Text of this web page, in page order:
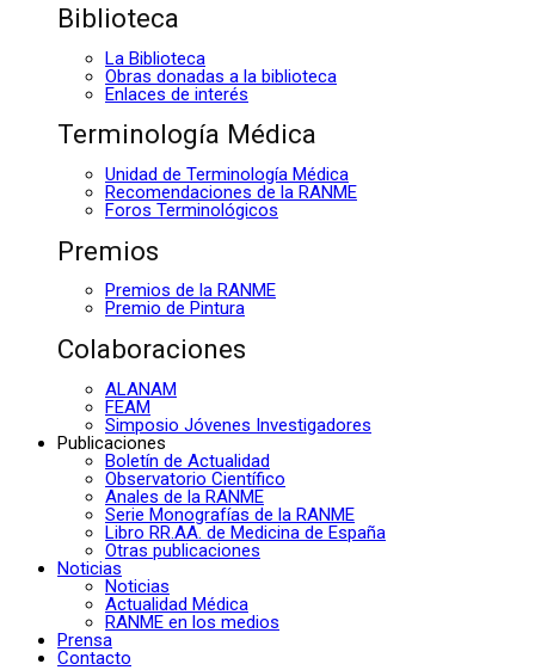
Biblioteca
La Biblioteca
Obras donadas a la biblioteca
Enlaces de interés
Terminología Médica
Unidad de Terminología Médica
Recomendaciones de la RANME
Foros Terminológicos
Premios
Premios de la RANME
Premio de Pintura
Colaboraciones
ALANAM
FEAM
Simposio Jóvenes Investigadores
Publicaciones
Boletín de Actualidad
Observatorio Científico
Anales de la RANME
Serie Monografías de la RANME
Libro RR.AA. de Medicina de España
Otras publicaciones
Noticias
Noticias
Actualidad Médica
RANME en los medios
Prensa
Contacto